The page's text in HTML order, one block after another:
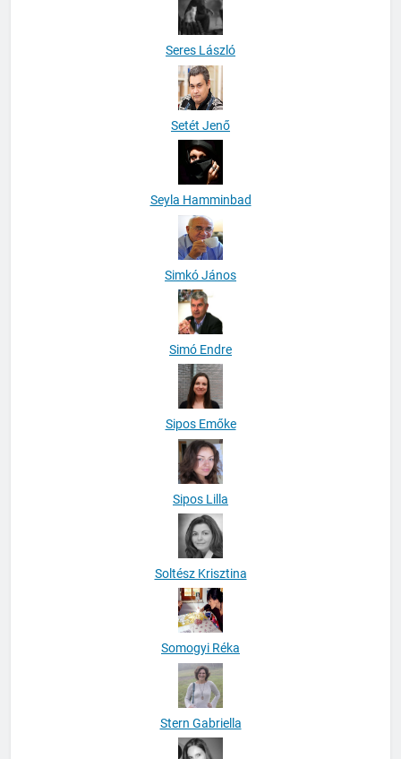
Seres László
Setét Jenő
Seyla Hamminbad
Simkó János
Simó Endre
Sipos Emőke
Sipos Lilla
Soltész Krisztina
Somogyi Réka
Stern Gabriella